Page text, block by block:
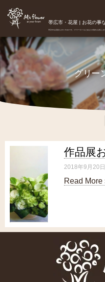
帯広市・花屋 | お花の事
帯広市のお花屋さんM's flowerです。フラワーギフトなどあなたの気持ちを真心こめて
グリー
作品展
2018年9月20日
Read More